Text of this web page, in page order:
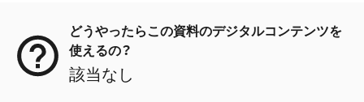
どうやったらこの資料のデジタルコンテンツを
使えるの？
該当なし